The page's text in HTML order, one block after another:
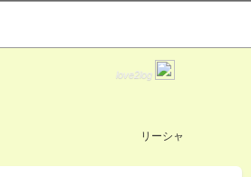
love2log
リーシャ